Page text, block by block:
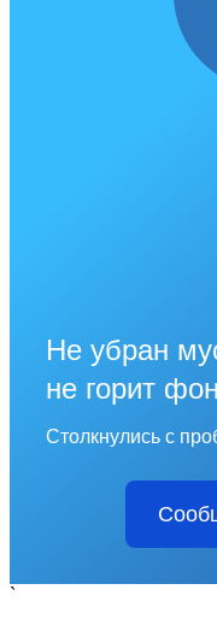
Не убран
не горит
Столкнулись с
`